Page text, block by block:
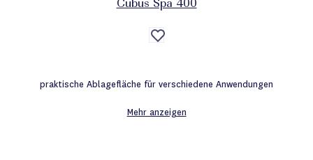
Cubus Spa 400
Auf
die
praktische Ablagefläche für verschiedene Anwendungen
Mehr anzeigen